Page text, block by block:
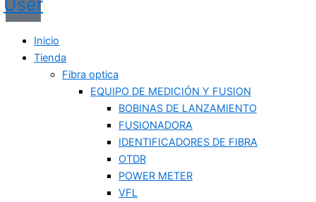
Inicio
Tienda
Fibra optica
EQUIPO DE MEDICIÓN Y FUSION
BOBINAS DE LANZAMIENTO
FUSIONADORA
IDENTIFICADORES DE FIBRA
OTDR
POWER METER
VFL